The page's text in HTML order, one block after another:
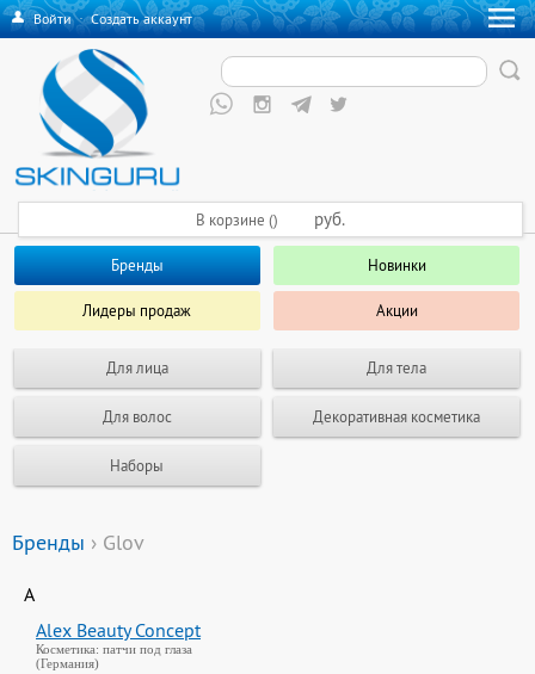
Войти·Создать аккаунт
Бренды Новинки
Лидеры продаж Акции
Для лица Для тела
Для волос Декоративная косметика
Наборы
В корзине () руб.
Бренды › Glov
A
Alex Beauty Concept
Косметика: патчи под глаза
(Германия)